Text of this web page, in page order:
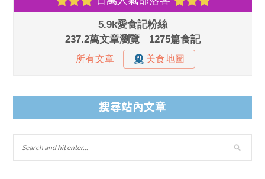
搜尋站內文章